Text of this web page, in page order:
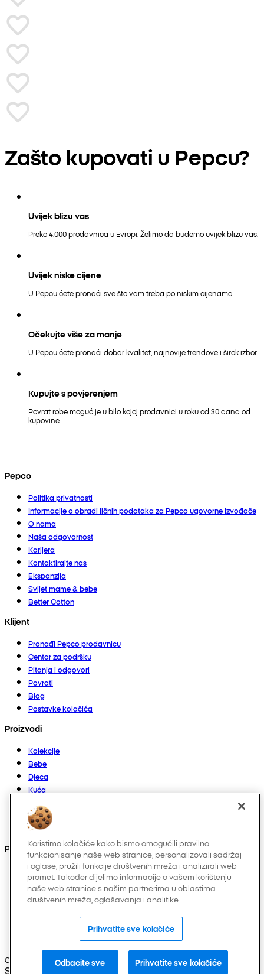
Zašto kupovati u Pepcu?
Uvijek blizu vas
Preko 4.000 prodavnica u Evropi. Želimo da budemo uvijek blizu vas.
Uvijek niske cijene
U Pepcu ćete pronaći sve što vam treba po niskim cijenama.
Očekujte više za manje
U Pepcu ćete pronaći dobar kvalitet, najnovije trendove i širok izbor.
Kupujte s povjerenjem
Povrat robe moguć je u bilo kojoj prodavnici u roku od 30 dana od
kupovine.
Pepco
Politika privatnosti
Informacije o obradi ličnih podataka za Pepco ugovorne izvođače
O nama
Naša odgovornost
Karijera
Kontaktirajte nas
Ekspanzija
Svijet mame & bebe
Better Cotton
Klijent
Pronađi Pepco prodavnicu
Centar za podršku
Pitanja i odgovori
Povrati
Blog
Postavke kolačića
Proizvodi
Kolekcije
Bebe
Djeca
Kuća
Muškarci
Ostalo
Pronađite nas na
Copyright © 2026 Pepco. Sva prava zadržana.
Selected Language:
Koristimo kolačiće kako bismo omogućili pravilno
funkcionisanje naše web stranice, personalizovali sadržaj
i oglase, pružili funkcije društvenih mreža i analizirali web
promet. Također dijelimo informacije o vašem korištenju
naše web stranice s našim partnerima u oblastima
društvenih mreža, oglašavanja i analitike.
Prihvatite sve kolačiće
Odbacite sve Prihvatite sve kolačiće